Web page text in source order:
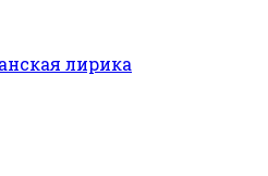
лирика